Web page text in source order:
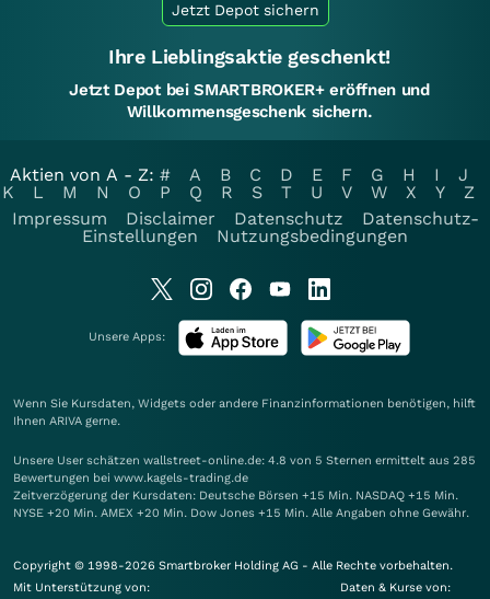
Jetzt Depot sichern
Ihre Lieblingsaktie geschenkt!
Jetzt Depot bei SMARTBROKER+ eröffnen und
Willkommensgeschenk sichern.
Aktien von A - Z: # A B C D E F G H I
J
K
L M N O P Q R S T U V W X Y
Z
Impressum
Disclaimer Datenschutz
Datenschutz-
Einstellungen
Nutzungsbedingungen
Unsere Apps:
Wenn Sie Kursdaten, Widgets oder andere Finanzinformationen benötigen, hilft
Ihnen ARIVA gerne.
Unsere User schätzen wallstreet-online.de: 4.8 von 5 Sternen ermittelt aus 285
Bewertungen bei www.kagels-trading.de
Zeitverzögerung der Kursdaten: Deutsche Börsen +15 Min. NASDAQ +15 Min.
NYSE +20 Min. AMEX +20 Min. Dow Jones +15 Min. Alle Angaben ohne Gewähr.
Copyright © 1998-2026 Smartbroker Holding AG - Alle Rechte vorbehalten.
Mit Unterstützung von:
Daten & Kurse von: